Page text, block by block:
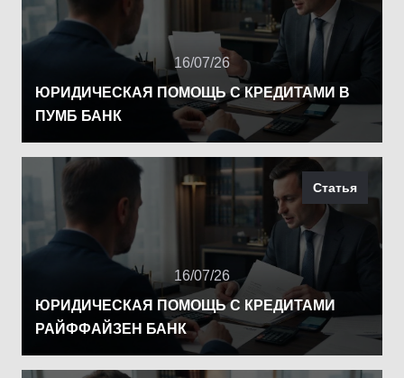
16/07/26
ЮРИДИЧЕСКАЯ ПОМОЩЬ С КРЕДИТАМИ В
ПУМБ БАНК
Статья
16/07/26
ЮРИДИЧЕСКАЯ ПОМОЩЬ С КРЕДИТАМИ
РАЙФФАЙЗЕН БАНК